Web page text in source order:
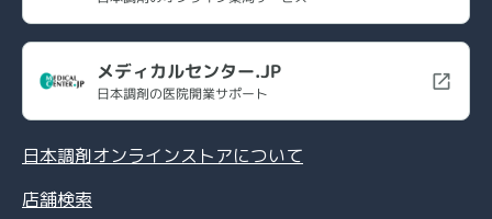
メディカルセンター.JP
日本調剤の医院開業サポート
日本調剤オンラインストアについて
店舗検索